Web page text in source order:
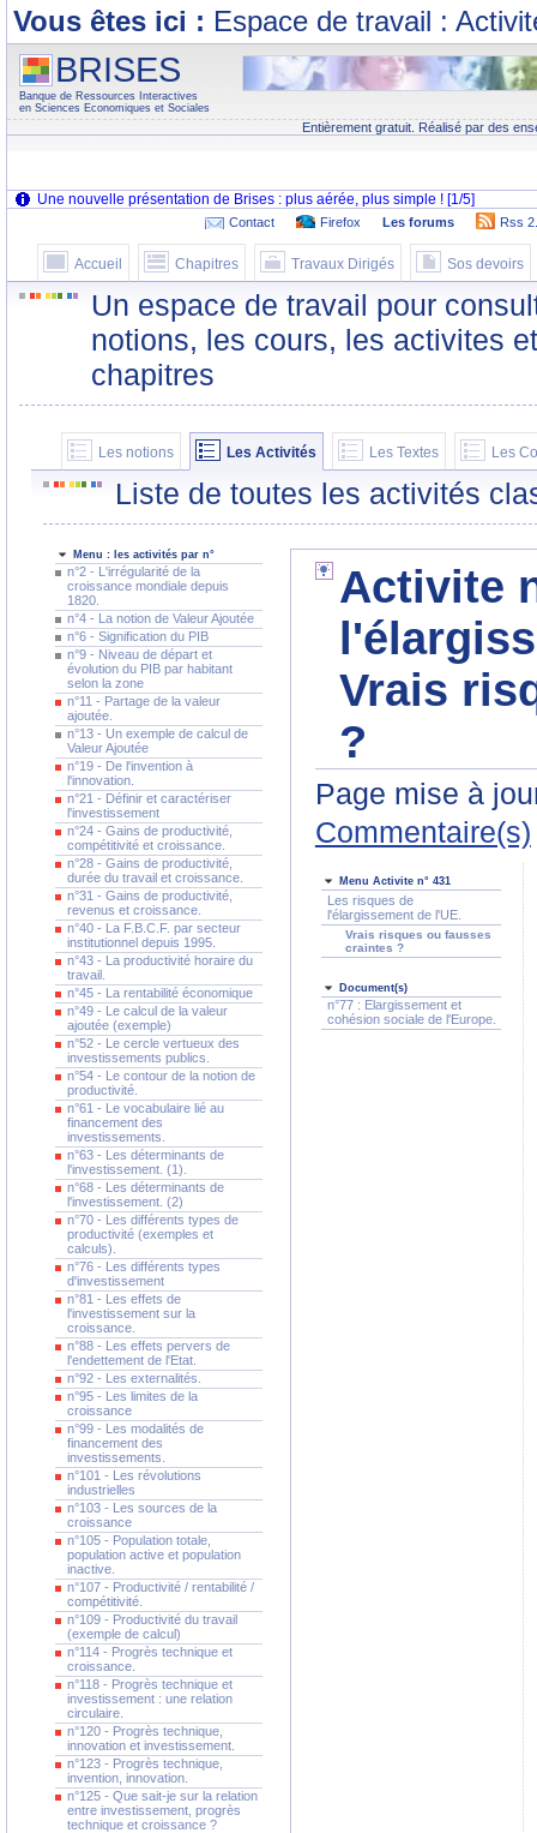
Vous êtes ici : Espace de travail :
BRISES
Banque de Ressources Interactives
en Sciences Economiques et Sociales
Entièrement gratuit. Réalisé par des
Contact Firefox Les forums Rss
Accueil Chapitres Travaux Dirigés Sos devoirs
Un espace de travail pour
notions, les cours, les activites
chapitres
Les notions Les Activités Les Textes Les
Liste de toutes les activités
Menu : les activités par n°
n°2 - L'irrégularité de la
croissance mondiale depuis
1820.
n°4 - La notion de Valeur Ajoutée
n°6 - Signification du PIB
n°9 - Niveau de départ et
évolution du PIB par habitant
selon la zone
n°11 - Partage de la valeur
ajoutée.
n°13 - Un exemple de calcul de
Valeur Ajoutée
n°19 - De l'invention à
l'innovation.
n°21 - Définir et caractériser
l'investissement
n°24 - Gains de productivité,
compétitivité et croissance.
n°28 - Gains de productivité,
durée du travail et croissance.
n°31 - Gains de productivité,
revenus et croissance.
n°40 - La F.B.C.F. par secteur
institutionnel depuis 1995.
n°43 - La productivité horaire du
travail.
n°45 - La rentabilité économique
n°49 - Le calcul de la valeur
ajoutée (exemple)
n°52 - Le cercle vertueux des
investissements publics.
n°54 - Le contour de la notion de
productivité.
n°61 - Le vocabulaire lié au
financement des
investissements.
n°63 - Les déterminants de
l'investissement. (1).
n°68 - Les déterminants de
l'investissement. (2)
n°70 - Les différents types de
productivité (exemples et
calculs).
n°76 - Les différents types
d'investissement
n°81 - Les effets de
l'investissement sur la
croissance.
n°88 - Les effets pervers de
l'endettement de l'Etat.
n°92 - Les externalités.
n°95 - Les limites de la
croissance
n°99 - Les modalités de
financement des
investissements.
n°101 - Les révolutions
industrielles
n°103 - Les sources de la
croissance
n°105 - Population totale,
population active et population
inactive.
n°107 - Productivité / rentabilité /
compétitivité.
n°109 - Productivité du travail
(exemple de calcul)
n°114 - Progrès technique et
croissance.
n°118 - Progrès technique et
investissement : une relation
circulaire.
n°120 - Progrès technique,
innovation et investissement.
n°123 - Progrès technique,
invention, innovation.
n°125 - Que sait-je sur la relation
entre investissement, progrès
technique et croissance ?
Activite
Vrais
?
Page mise à
Commentaire(s)
Menu Activite n° 431
Les risques de
l'élargissement de l'UE.
Vrais risques ou fausses
craintes ?
Document(s)
n°77 : Elargissement et
cohésion sociale de l'Europe.